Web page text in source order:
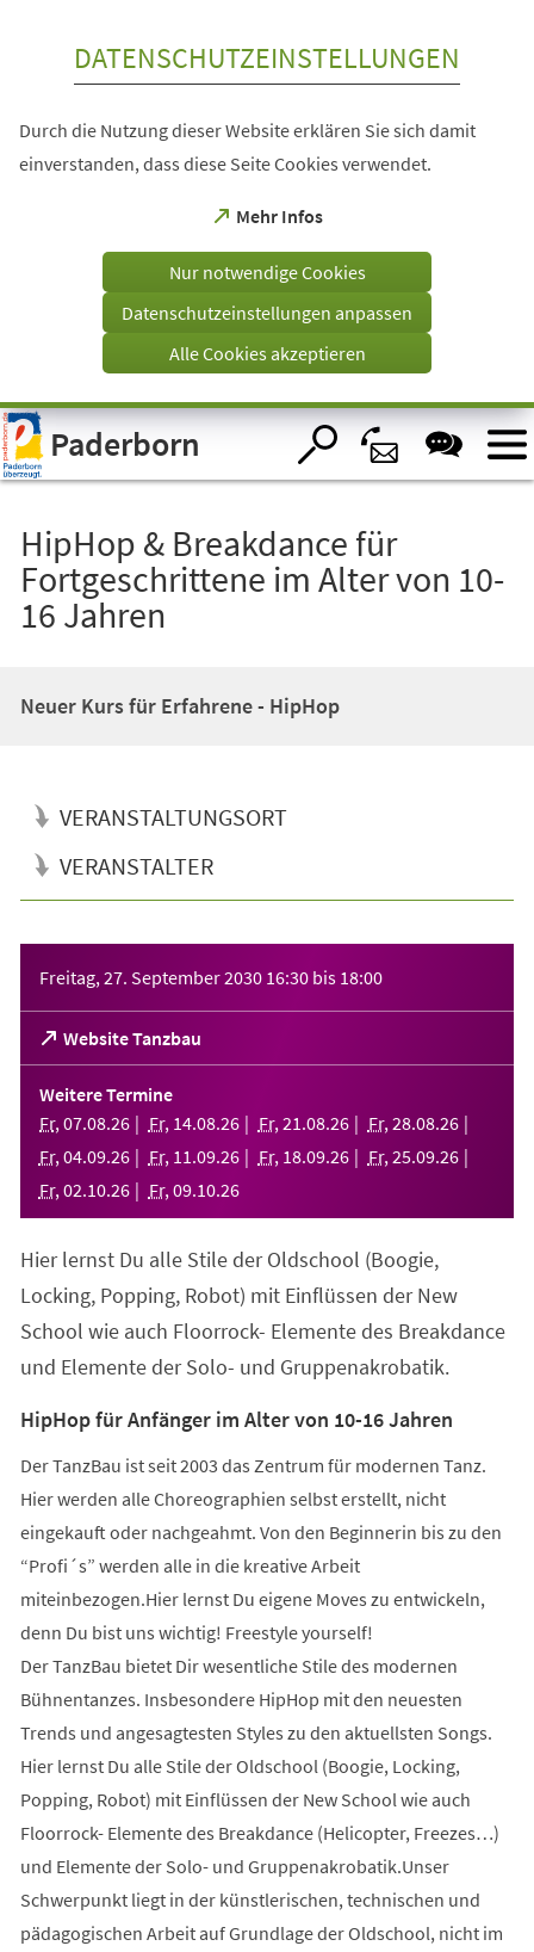
Visuelle
Assistenzsoftware
öffnen.
DATENSCHUTZEINSTELLUNGEN
Durch die Nutzung dieser Website erklären Sie sich damit
einverstanden, dass diese Seite Cookies verwendet.
Mehr Infos
(Öffnet
einem
Tab)
Nur notwendige Cookies
Datenschutzeinstellungen anpassen
Alle Cookies akzeptieren
Paderborn
HipHop & Breakdance für
Fortgeschrittene im Alter von 10-
16 Jahren
Neuer Kurs für Erfahrene - HipHop
VERANSTALTUNGSORT
VERANSTALTER
Freitag, 27. September 2030 16:30 bis 18:00
Website Tanzbau
(Öffnet
in
einem
neuen
Tab)
Weitere Termine
Fr, 07.08.26 Fr, 14.08.26 Fr, 21 .08.26 Fr, 28.08.26
Fr, 04.09.26 Fr, 11 .09.26 Fr, 18.09.26 Fr, 25.09.26
Fr, 02.10.26 Fr, 09.10.26
Hier lernst Du alle Stile der Oldschool (Boogie,
Locking, Popping, Robot) mit Einflüssen der New
School wie auch Floorrock- Elemente des Breakdance
und Elemente der Solo- und Gruppenakrobatik.
HipHop für Anfänger im Alter von 10-16 Jahren
Der TanzBau ist seit 2003 das Zentrum für modernen Tanz.
Hier werden alle Choreographien selbst erstellt, nicht
eingekauft oder nachgeahmt. Von den Beginnerin bis zu den
“Profi´s” werden alle in die kreative Arbeit
miteinbezogen.Hier lernst Du eigene Moves zu entwickeln,
denn Du bist uns wichtig! Freestyle yourself!
Der TanzBau bietet Dir wesentliche Stile des modernen
Bühnentanzes. Insbesondere HipHop mit den neuesten
Trends und angesagtesten Styles zu den aktuellsten Songs.
Hier lernst Du alle Stile der Oldschool (Boogie, Locking,
Popping, Robot) mit Einflüssen der New School wie auch
Floorrock- Elemente des Breakdance (Helicopter, Freezes…)
und Elemente der Solo- und Gruppenakrobatik.Unser
Schwerpunkt liegt in der künstlerischen, technischen und
pädagogischen Arbeit auf Grundlage der Oldschool, nicht im